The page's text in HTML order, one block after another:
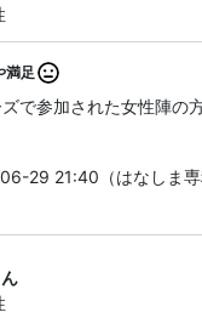
満足
で参加された女性陣の
29 21:40（はなしま